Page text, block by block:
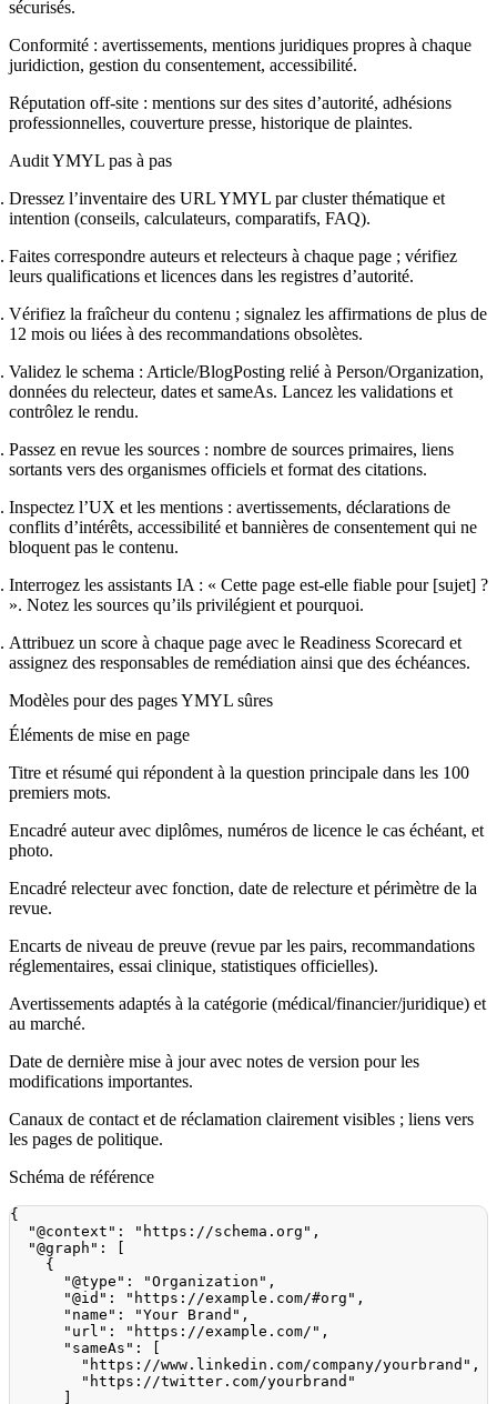
sécurisés.
Conformité : avertissements, mentions juridiques propres à chaque
juridiction, gestion du consentement, accessibilité.
Réputation off‑site : mentions sur des sites d’autorité, adhésions
professionnelles, couverture presse, historique de plaintes.
Audit YMYL pas à pas
Dressez l’inventaire des URL YMYL par cluster thématique et
intention (conseils, calculateurs, comparatifs, FAQ).
Faites correspondre auteurs et relecteurs à chaque page ; vérifiez
leurs qualifications et licences dans les registres d’autorité.
Vérifiez la fraîcheur du contenu ; signalez les affirmations de plus de
12 mois ou liées à des recommandations obsolètes.
Validez le schema : Article/BlogPosting relié à Person/Organization,
données du relecteur, dates et sameAs. Lancez les validations et
contrôlez le rendu.
Passez en revue les sources : nombre de sources primaires, liens
sortants vers des organismes officiels et format des citations.
Inspectez l’UX et les mentions : avertissements, déclarations de
conflits d’intérêts, accessibilité et bannières de consentement qui ne
bloquent pas le contenu.
Interrogez les assistants IA : « Cette page est‑elle fiable pour [sujet] ?
». Notez les sources qu’ils privilégient et pourquoi.
Attribuez un score à chaque page avec le Readiness Scorecard et
assignez des responsables de remédiation ainsi que des échéances.
Modèles pour des pages YMYL sûres
Éléments de mise en page
Titre et résumé qui répondent à la question principale dans les 100
premiers mots.
Encadré auteur avec diplômes, numéros de licence le cas échéant, et
photo.
Encadré relecteur avec fonction, date de relecture et périmètre de la
revue.
Encarts de niveau de preuve (revue par les pairs, recommandations
réglementaires, essai clinique, statistiques officielles).
Avertissements adaptés à la catégorie (médical/financier/juridique) et
au marché.
Date de dernière mise à jour avec notes de version pour les
modifications importantes.
Canaux de contact et de réclamation clairement visibles ; liens vers
les pages de politique.
Schéma de référence
{
"@context" : "https://schema.org" ,
"@graph" :
{
"@type" : "Organization" ,
"@id" : "https://example.com/#org" ,
"name" : "Your Brand" ,
"url" : "https://example.com/" ,
"sameAs" :
"https://www.linkedin.com/company/yourbrand" ,
"https://twitter.com/yourbrand"